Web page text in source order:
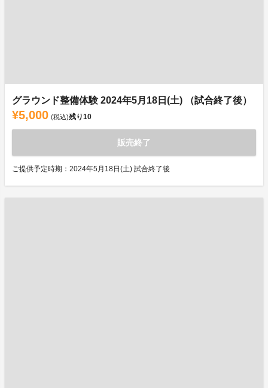
グラウンド整備体験 2024年5月18日(土) （試合終了後）
¥5,000 (税込)残り10
販売終了
ご提供予定時期：2024年5月18日(土) 試合終了後